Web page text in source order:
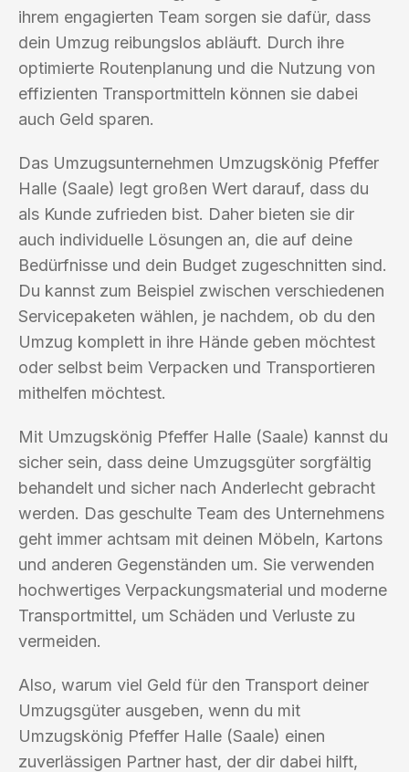
ihrem engagierten Team sorgen sie dafür, dass
dein Umzug reibungslos abläuft. Durch ihre
optimierte Routenplanung und die Nutzung von
effizienten Transportmitteln können sie dabei
auch Geld sparen.
Das Umzugsunternehmen Umzugskönig Pfeffer
Halle (Saale) legt großen Wert darauf, dass du
als Kunde zufrieden bist. Daher bieten sie dir
auch individuelle Lösungen an, die auf deine
Bedürfnisse und dein Budget zugeschnitten sind.
Du kannst zum Beispiel zwischen verschiedenen
Servicepaketen wählen, je nachdem, ob du den
Umzug komplett in ihre Hände geben möchtest
oder selbst beim Verpacken und Transportieren
mithelfen möchtest.
Mit Umzugskönig Pfeffer Halle (Saale) kannst du
sicher sein, dass deine Umzugsgüter sorgfältig
behandelt und sicher nach Anderlecht gebracht
werden. Das geschulte Team des Unternehmens
geht immer achtsam mit deinen Möbeln, Kartons
und anderen Gegenständen um. Sie verwenden
hochwertiges Verpackungsmaterial und moderne
Transportmittel, um Schäden und Verluste zu
vermeiden.
Also, warum viel Geld für den Transport deiner
Umzugsgüter ausgeben, wenn du mit
Umzugskönig Pfeffer Halle (Saale) einen
zuverlässigen Partner hast, der dir dabei hilft,